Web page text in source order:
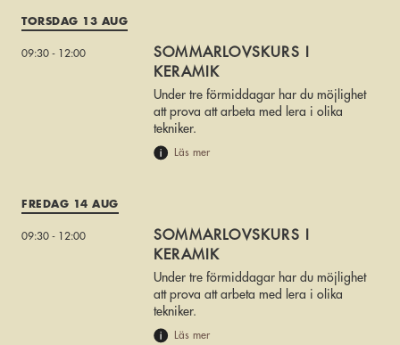
TORSDAG 13 AUG
09:30 - 12:00
SOMMARLOVSKURS I
KERAMIK
Under tre förmiddagar har du möjlighet
att prova att arbeta med lera i olika
tekniker.
Läs mer
FREDAG 14 AUG
09:30 - 12:00
SOMMARLOVSKURS I
KERAMIK
Under tre förmiddagar har du möjlighet
att prova att arbeta med lera i olika
tekniker.
Läs mer